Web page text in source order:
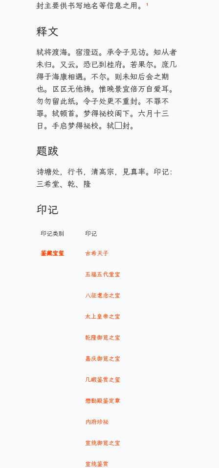
封主要供书写地名等信息之用。 ¹
释文
轼将渡海。宿澄迈。承令子见访。知从者
未归。又云。恐已到桂府。若果尔。庶几
得于海康相遇。不尔。则未知后会之期
也。区区无他祷。惟晚景宜倍万自爱耳。
勿勿留此纸。令子处更不重封。不罪不
罪。轼顿首。梦得祕校阁下。六月十三
日。手启梦得祕校。轼□封。
题跋
诗塘处，行书，清高宗，見真率。印记：
三希堂、乾、隆
印记
印记类别 印记
鉴藏宝玺 古希天子
五福五代堂宝
八征耄念之宝
太上皇帝之宝
乾隆御览之宝
嘉庆御览之宝
几暇鉴赏之玺
懋勤殿鉴定章
内府珍祕
宣统御览之宝
宣统鉴赏